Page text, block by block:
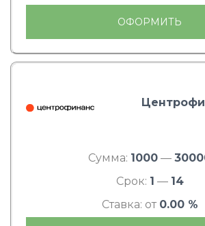
ОФОРМИТЬ
Сумма: 1000 —
Срок: 1 — 14
Ставка: от 0.00 %